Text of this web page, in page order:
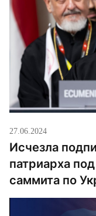
его зам,
27.06.2024
Исчезла
патриарха
саммита по